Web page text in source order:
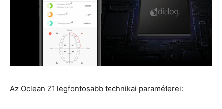
Az Oclean Z1 legfontosabb technikai paraméterei: